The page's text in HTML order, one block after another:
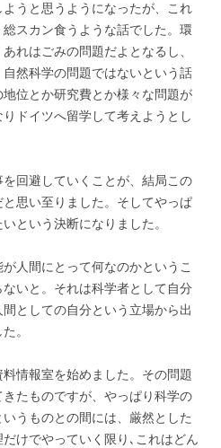
うと思うようになったが、これ
スカン食うような話でした。環
れはごみの問題だよとなるし、
然科学の問題ではないという話
位とか研究費とか様々な問題が
ドイツへ留学して考えようとし
回避していくことが、結局この
思い至りました。そしてやっぱ
という決断になりました。
人間にとって何なのかというこ
いと。それは科学者として自分
としての自分という立場から出
。
情報室を始めました。その問題
たものですが、やっぱり科学の
うものとの間には、厳然とした
けでやっていく限り､これはどん